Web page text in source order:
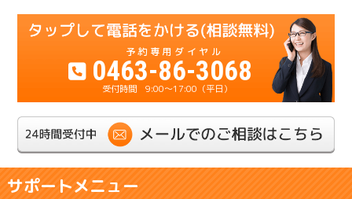
0463-86-3068
9:00～17:00（平日）
サポートメニュー